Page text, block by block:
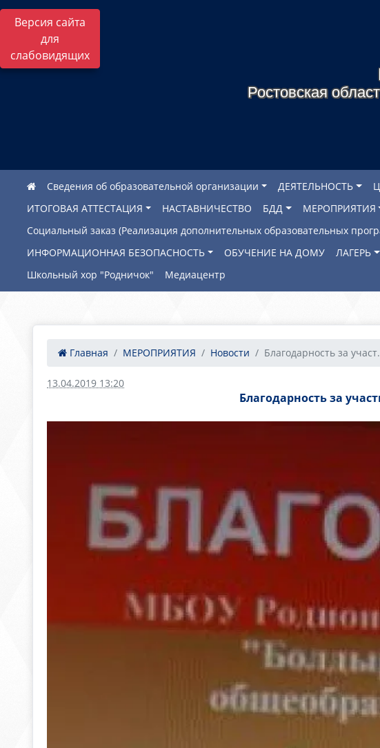
Версия сайта
для
слабовидящих
Ростовская
Сведения об образовательной организации ДЕЯТЕЛЬНОСТЬ
ИТОГОВАЯ АТТЕСТАЦИЯ
НАСТАВНИЧЕСТВО БДД МЕРОПРИЯТИЯ
Социальный заказ (Реализация дополнительных образовательных
ИНФОРМАЦИОННАЯ БЕЗОПАСНОСТЬ
ОБУЧЕНИЕ НА ДОМУ ЛАГЕРЬ
Школьный хор "Родничок"
Медиацентр
Главная МЕРОПРИЯТИЯ Новости Благодарность за
13.04.2019 13:20
Благодарность за